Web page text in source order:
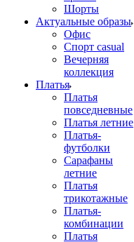
Шорты
Актуальные образы
Офис
Спорт casual
Вечерняя
коллекция
Платья
Платья
повседневные
Платья летние
Платья-
футболки
Сарафаны
летние
Платья
трикотажные
Платья-
комбинации
Платья